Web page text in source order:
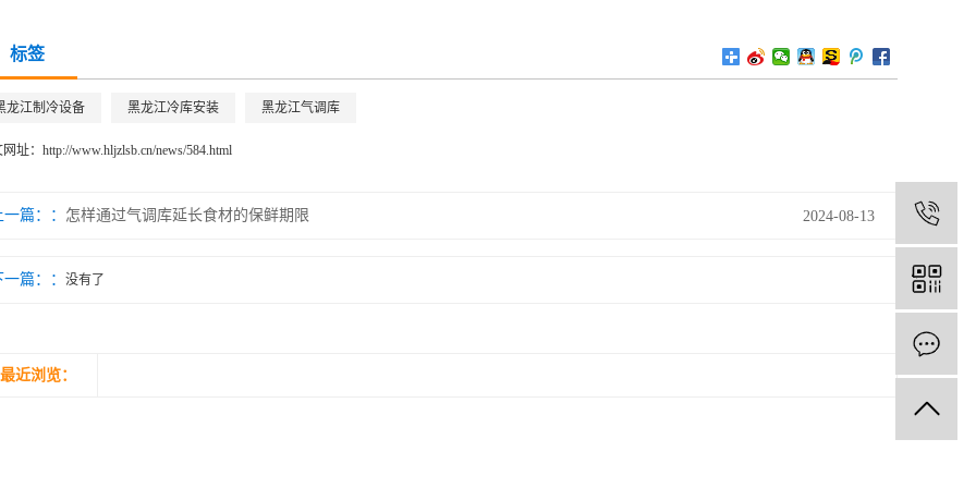
标签
龙江制冷设备 黑龙江冷库安装 黑龙江气调库
址： http://www.hljzlsb.cn/news/584.html
篇： 怎样通过气调库延长食材的保鲜期限 2024-08-13
篇： 没有了
最近浏览：